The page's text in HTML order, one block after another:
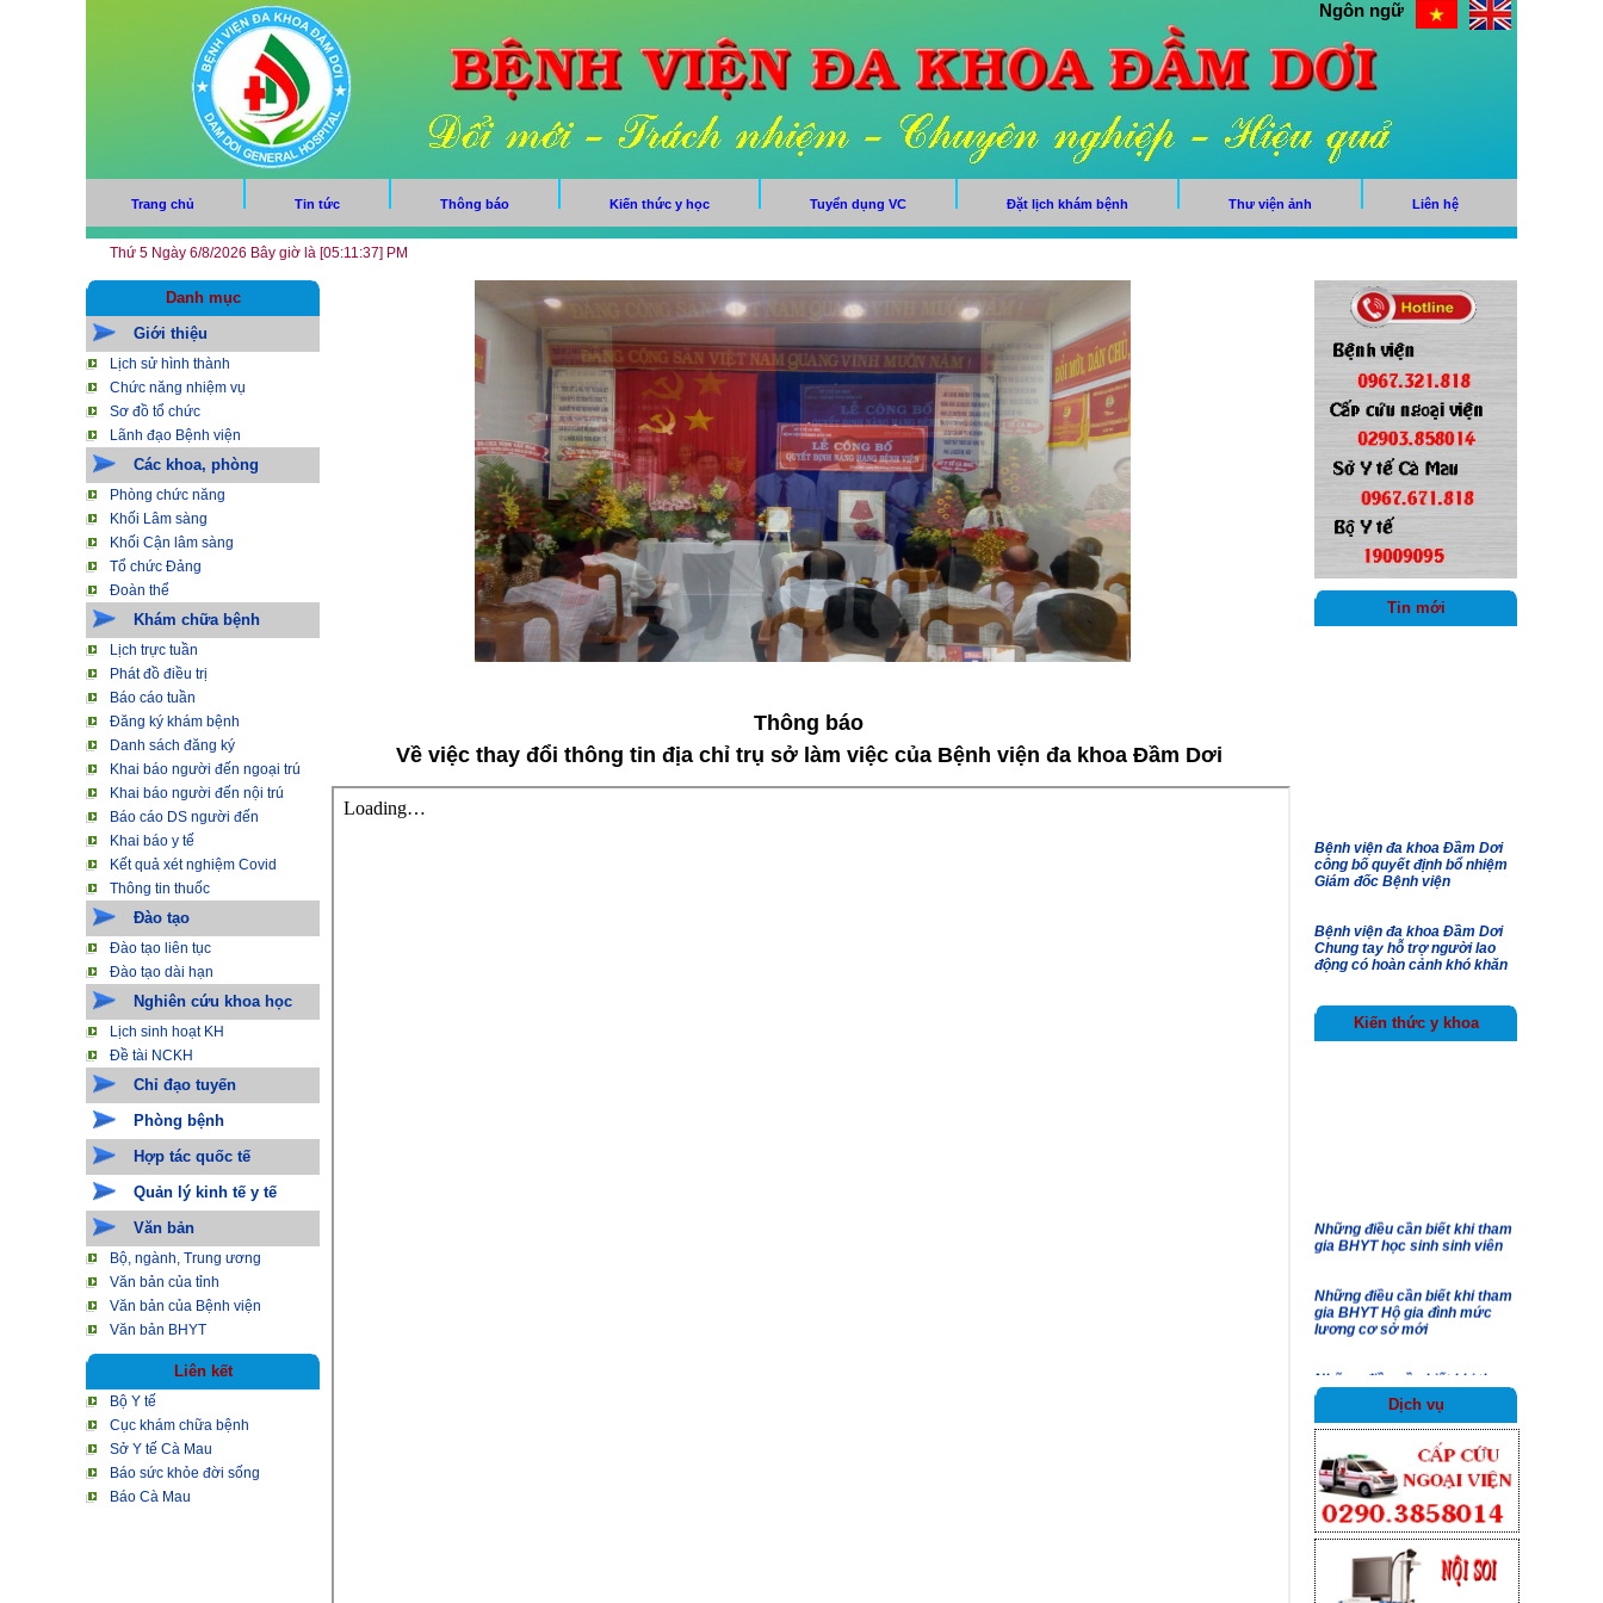
Ngôn ngữ
Trang chủ Tin tức Thông báo Kiến thức y học Tuyển dụng VC Đặt lịch khám bệnh Thư viện ảnh Liên hệ
Thứ 5 Ngày 6/8/2026 Bây giờ là [05:11:38] PM
Danh mục
Giới thiệu
Lịch sử hình thành
Chức năng nhiệm vụ
Sơ đồ tổ chức
Lãnh đạo Bệnh viện
Các khoa, phòng
Phòng chức năng
Khối Lâm sàng
Khối Cận lâm sàng
Tổ chức Đảng
Đoàn thể
Khám chữa bệnh
Lịch trực tuần
Phát đồ điều trị
Báo cáo tuần
Đăng ký khám bệnh
Danh sách đăng ký
Khai báo người đến ngoại trú
Khai báo người đến nội trú
Báo cáo DS người đến
Khai báo y tế
Kết quả xét nghiệm Covid
Thông tin thuốc
Đào tạo
Đào tạo liên tục
Đào tạo dài hạn
Nghiên cứu khoa học
Lịch sinh hoạt KH
Đề tài NCKH
Chỉ đạo tuyến
Phòng bệnh
Hợp tác quốc tế
Quản lý kinh tế y tế
Văn bản
Bộ, ngành, Trung ương
Văn bản của tỉnh
Văn bản của Bệnh viện
Văn bản BHYT
Liên kết
Bộ Y tế
Cục khám chữa bệnh
Sở Y tế Cà Mau
Báo sức khỏe đời sống
Báo Cà Mau
Thông báo
Về việc thay đổi thông tin địa chỉ trụ sở làm việc của Bệnh viện đa khoa Đầm Dơi
Tin mới
công bố quyết định bổ nhiệm
Giám đốc Bệnh viện
Chung tay hỗ trợ người lao
động có hoàn cảnh khó khăn
Kiến thức y khoa
gia BHYT học sinh sinh viên
gia BHYT Hộ gia đình mức
lương cơ sở mới
gia BHXH tự nguyện
Những lợi ích khi tham gia
BHXH tự nguyện, BHYT
Những chiến sỹ thầm lặng
Dịch vụ